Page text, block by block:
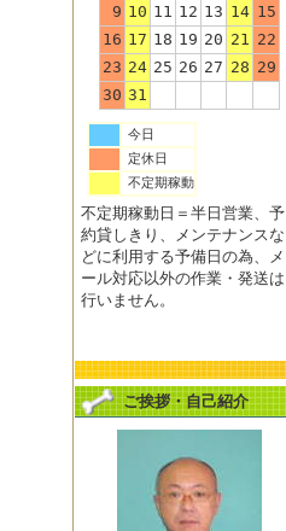
9 10 11 12 13 14 15
16 17 18 19 20 21
22
23 24 25 26 27 28 29
30 31
今日
定休日
不定期稼動
不定期稼動日＝半日営業、予
約貸しきり、メンテナンスな
どに利用する予備日の為、メ
ール対応以外の作業・発送は
行いません。
ご挨拶・自己紹介